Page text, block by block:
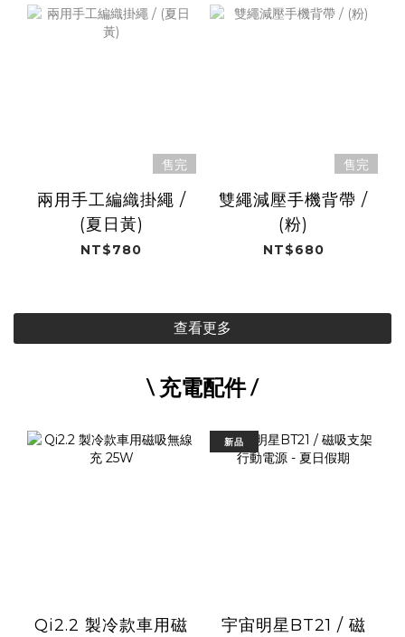
售完
兩用手工編織掛繩 /
(夏日黃)
NT$780
售完
雙繩減壓手機背帶 /
(粉)
NT$680
查看更多
\ 充電配件 /
Qi2.2 製冷款車用磁
新品
宇宙明星BT21 / 磁